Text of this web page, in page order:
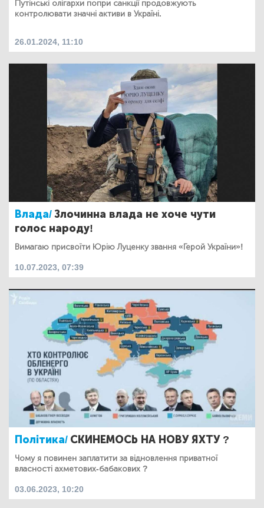
Путінські олігархи попри санкції продовжують
контролювати значні активи в Україні.
26.01.2024, 11:10
Влада/Злочинна влада не хоче чути
голос народу!
Вимагаю присвоїти Юрію Луценку звання «Герой України»!
10.07.2023, 07:39
Політика/ СКИНЕМОСЬ НА НОВУ ЯХТУ ?
Чому я повинен заплатити за відновлення приватної
власності ахметових-бабакових ?
03.06.2023, 10:20